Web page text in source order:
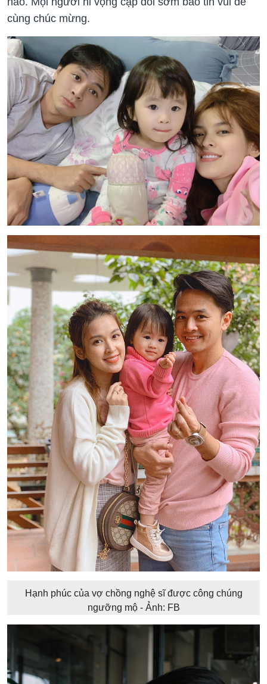
cùng chúc mừng.
Hạnh phúc của vợ chồng nghệ sĩ được công chúng
ngưỡng mộ - Ảnh: FB